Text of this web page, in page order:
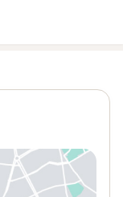
una nueva